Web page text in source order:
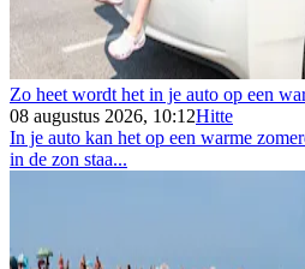
Zo heet wordt het in je auto op een
08 augustus 2026, 10:12Hitte
In je auto kan het op een warme
in de zon staa...